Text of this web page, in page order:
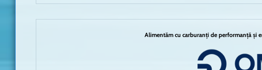
Alimentăm cu carburanți de performanță și